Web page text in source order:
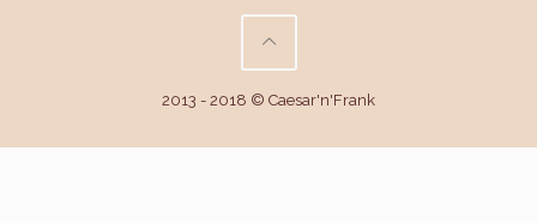
2013 - 2018 © Caesar'n'Frank